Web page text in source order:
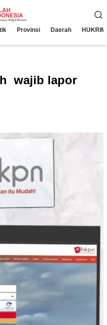
Provinsi Daerah HUKRIM
wajib lapor